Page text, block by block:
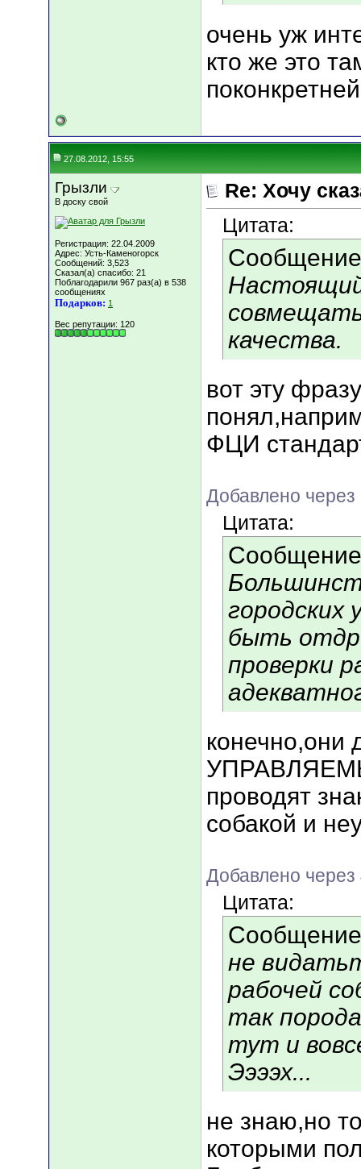
очень уж
кто же это
27.08.2012, 15:55
Грызли
В доску свой
Регистрация: 22.04.2009
Адрес: Усть-Каменогорск
Сообщений: 3,523
Сказал(а) спасибо: 21
Поблагодарили 967 раз(а) в 538
сообщениях
Подарков: 1
Вес репутации: 120
Re: Хочу
Цитата:
качества.
вот эту
ФЦИ
Добавлено
Цитата:
городских
быть
проверки
конечно,они
проводят
собакой и
Добавлено
Цитата:
не
рабочей
так
тут и
Ээээх...
не знаю,но
которыми